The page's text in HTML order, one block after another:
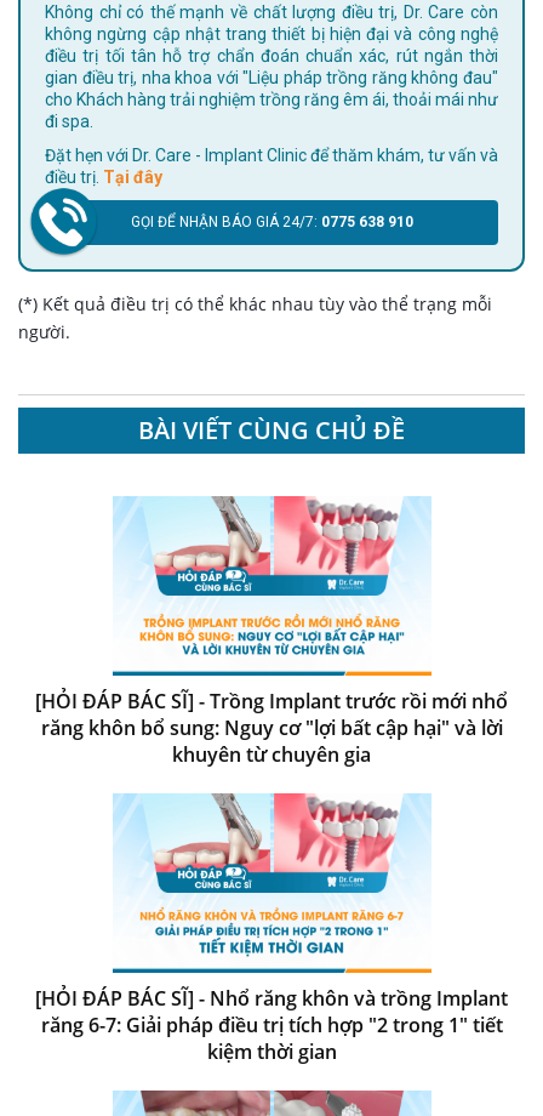
Không chỉ có thế mạnh về chất lượng điều trị, Dr. Care còn
không ngừng cập nhật trang thiết bị hiện đại và công nghệ
điều trị tối tân hỗ trợ chẩn đoán chuẩn xác, rút ngắn thời
gian điều trị, nha khoa với "Liệu pháp trồng răng không đau"
cho Khách hàng trải nghiệm trồng răng êm ái, thoải mái như
đi spa.
Đặt hẹn với Dr. Care - Implant Clinic để thăm khám, tư vấn và
điều trị. Tại đây
GỌI ĐỂ NHẬN BÁO GIÁ 24/7: 0775 638 910
(*) Kết quả điều trị có thể khác nhau tùy vào thể trạng mỗi
người.
BÀI VIẾT CÙNG CHỦ ĐỀ
[HỎI ĐÁP BÁC SĨ] - Trồng Implant trước rồi mới nhổ
răng khôn bổ sung: Nguy cơ "lợi bất cập hại" và lời
khuyên từ chuyên gia
[HỎI ĐÁP BÁC SĨ] - Nhổ răng khôn và trồng Implant
răng 6-7: Giải pháp điều trị tích hợp "2 trong 1" tiết
kiệm thời gian